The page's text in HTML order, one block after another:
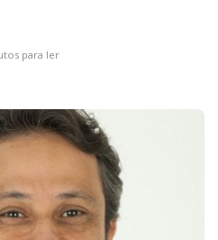
para ler